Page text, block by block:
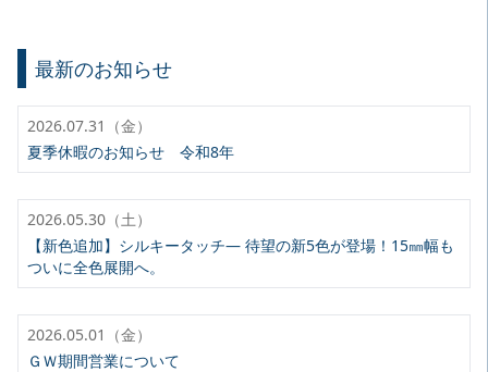
最新のお知らせ
2026.07.31（金）
夏季休暇のお知らせ 令和8年
2026.05.30（土）
【新色追加】シルキータッチ— 待望の新5色が登場！15㎜幅も
ついに全色展開へ。
2026.05.01（金）
ＧＷ期間営業について